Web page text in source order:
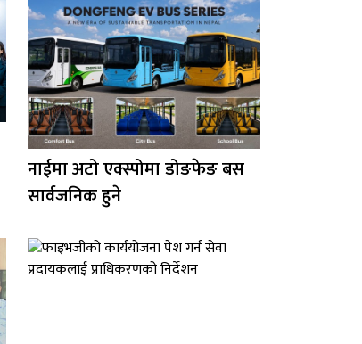
नाईमा अटो एक्स्पोमा डोङफेङ बस
सार्वजनिक हुने